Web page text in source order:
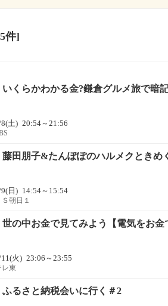
件]
いくらかわかる金?鎌倉グルメ旅で暗
土) 20:54～21:56
藤田朋子&たんぽぽのハルメクときめ
日) 14:54～15:54
Ｓ朝日１
世の中お金で見てみよう【電気をお
火) 23:06～23:55
レ東
ふるさと納税会いに行く＃2